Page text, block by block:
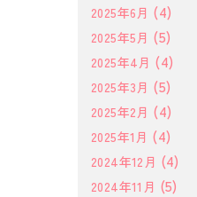
2025年6月 (4)
2025年5月 (5)
2025年4月 (4)
2025年3月 (5)
2025年2月 (4)
2025年1月 (4)
2024年12月 (4)
2024年11月 (5)